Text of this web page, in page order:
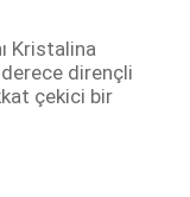
Kristalina
dirençli
çekici bir